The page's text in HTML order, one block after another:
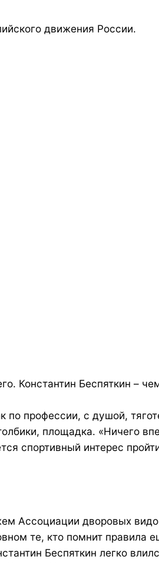
движения России.
Константин Беспяткин –
профессии, с душой,
площадка. «Ничего
спортивный интерес
Ассоциации дворовых
те, кто помнит
Беспяткин легко